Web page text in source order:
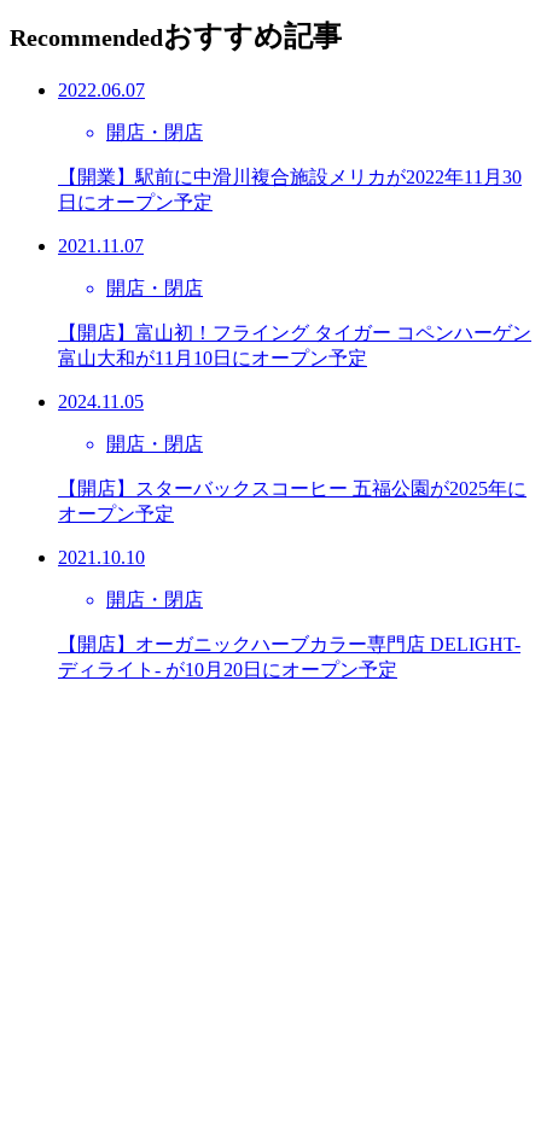
Recommendedおすすめ記事
2022.06.07
開店・閉店
【開業】駅前に中滑川複合施設メリカが2022年11月30
日にオープン予定
2021.11.07
開店・閉店
【開店】富山初！フライング タイガー コペンハーゲン
富山大和が11月10日にオープン予定
2024.11.05
開店・閉店
【開店】スターバックスコーヒー 五福公園が2025年に
オープン予定
2021.10.10
開店・閉店
【開店】オーガニックハーブカラー専門店 DELIGHT-
ディライト- が10月20日にオープン予定